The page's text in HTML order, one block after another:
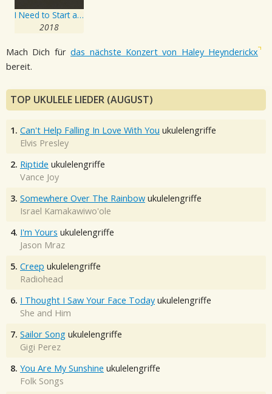
I Need to Start a Garden
2018
Mach Dich fürdas nächste Konzert von Haley Heynderickx
bereit.
TOP UKULELE LIEDER (AUGUST)
1. Can't Help Falling In Love With You ukulelengriffe
Elvis Presley
2. Riptide ukulelengriffe
Vance Joy
3. Somewhere Over The Rainbow ukulelengriffe
Israel Kamakawiwo'ole
4. I'm Yours ukulelengriffe
Jason Mraz
5. Creep ukulelengriffe
Radiohead
6. I Thought I Saw Your Face Today ukulelengriffe
She and Him
7. Sailor Song ukulelengriffe
Gigi Perez
8. You Are My Sunshine ukulelengriffe
Folk Songs